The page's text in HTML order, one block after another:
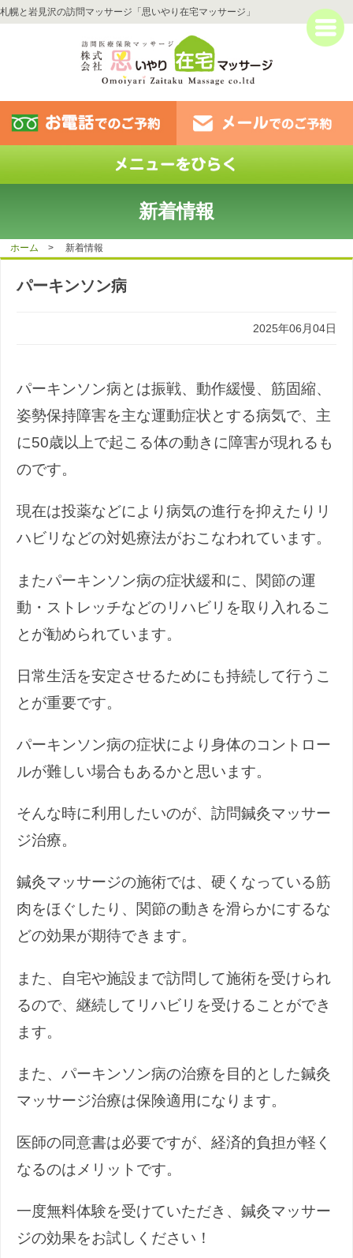
札幌と岩見沢の訪問マッサージ「思いやり在宅マッサージ」
新着情報
ホーム > 新着情報
パーキンソン病
2025年06月04日
パーキンソン病とは振戦、動作緩慢、筋固縮、
姿勢保持障害を主な運動症状とする病気で、主
に50歳以上で起こる体の動きに障害が現れるも
のです。
現在は投薬などにより病気の進行を抑えたりリ
ハビリなどの対処療法がおこなわれています。
またパーキンソン病の症状緩和に、関節の運
動・ストレッチなどのリハビリを取り入れるこ
とが勧められています。
日常生活を安定させるためにも持続して行うこ
とが重要です。
パーキンソン病の症状により身体のコントロー
ルが難しい場合もあるかと思います。
そんな時に利用したいのが、訪問鍼灸マッサー
ジ治療。
鍼灸マッサージの施術では、硬くなっている筋
肉をほぐしたり、関節の動きを滑らかにするな
どの効果が期待できます。
また、自宅や施設まで訪問して施術を受けられ
るので、継続してリハビリを受けることができ
ます。
また、パーキンソン病の治療を目的とした鍼灸
マッサージ治療は保険適用になります。
医師の同意書は必要ですが、経済的負担が軽く
なるのはメリットです。
一度無料体験を受けていただき、鍼灸マッサー
ジの効果をお試しください！